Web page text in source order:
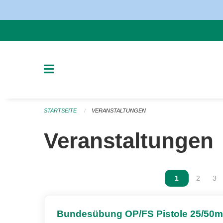
STARTSEITE VERANSTALTUNGEN
Veranstaltungen
Vous êtes sur
1 Vous
2 3
Bundesübung OP/FS Pistole 25/50m